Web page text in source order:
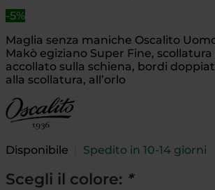
-5%
Maglia senza maniche Oscalito
Makò egiziano Super Fine,
accollato sulla schiena, bordi
alla scollatura, all’orlo
Disponibile Spedito in 10-14 giorni
Scegli il colore: *